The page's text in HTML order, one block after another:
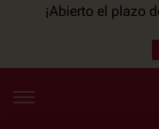
¡Abierto el plazo